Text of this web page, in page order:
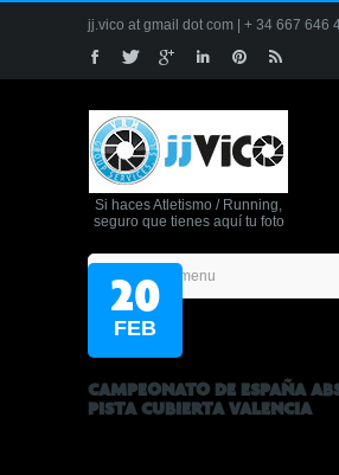
jj.vico at gmail dot com | + 34 667 646
Si haces Atletismo / Running,
seguro que tienes aquí tu foto
20
FEB
CAMPEONATO DE ESPAÑA
PISTA CUBIERTA VALENCIA